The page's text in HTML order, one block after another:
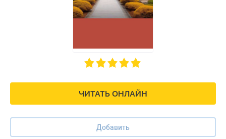
ЧИТАТЬ ОНЛАЙН
Добавить